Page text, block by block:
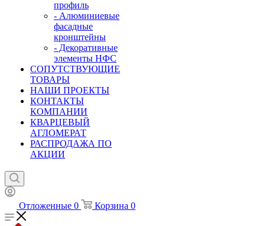
профиль
- Алюминиевые
фасадные
кронштейны
- Декоративные
элементы НФС
СОПУТСТВУЮЩИЕ
ТОВАРЫ
НАШИ ПРОЕКТЫ
КОНТАКТЫ
КОМПАНИИ
КВАРЦЕВЫЙ
АГЛОМЕРАТ
РАСПРОДАЖА ПО
АКЦИИ
Отложенные 0 Корзина 0